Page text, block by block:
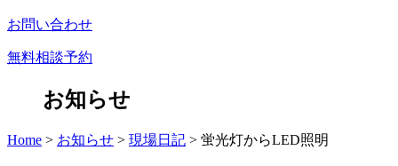
お問い合わせ
無料相談予約
お知らせ
Home > お知らせ > 現場日記 > 蛍光灯からLED照明